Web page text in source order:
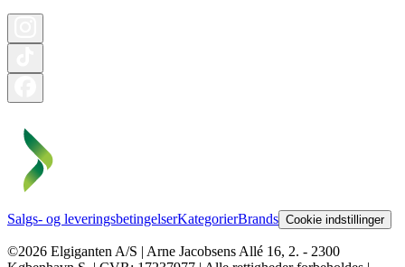
Salgs- og leveringsbetingelserKategorierBrands Cookie indstillinger
©2026 Elgiganten A/S | Arne Jacobsens Allé 16, 2. - 2300